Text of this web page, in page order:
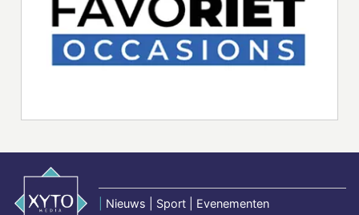
Nieuws | Sport | Evenementen